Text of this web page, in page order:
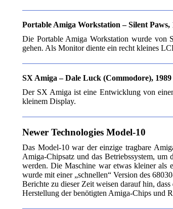
Portable Amiga Workstation – Silent Paws,
Die Portable Amiga Workstation wurde von
gehen. Als Monitor diente ein recht kleines
SX Amiga – Dale Luck (Commodore), 1989
Der SX Amiga ist eine Entwicklung von
kleinem Display.
Newer Technologies Model-10
Das Model-10 war der einzige tragbare
Amiga-Chipsatz und das Betriebssystem,
werden. Die Maschine war etwas kleiner
wurde mit einer „schnellen“ Version des
Berichte zu dieser Zeit weisen darauf hin,
Herstellung der benötigten Amiga-Chips und